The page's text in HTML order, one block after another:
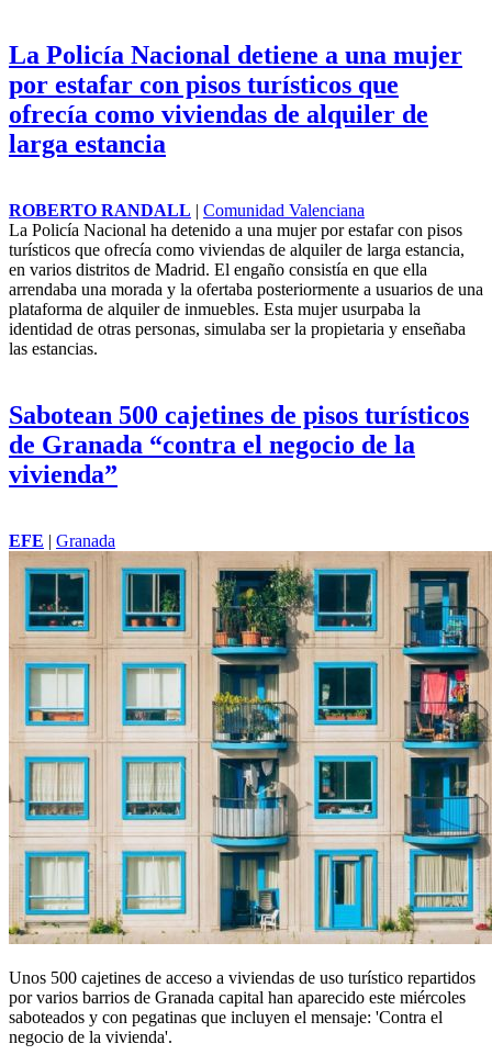
La Policía Nacional detiene a una mujer
por estafar con pisos turísticos que
ofrecía como viviendas de alquiler de
larga estancia
ROBERTO RANDALL | Comunidad Valenciana
La Policía Nacional ha detenido a una mujer por estafar con pisos
turísticos que ofrecía como viviendas de alquiler de larga estancia,
en varios distritos de Madrid. El engaño consistía en que ella
arrendaba una morada y la ofertaba posteriormente a usuarios de una
plataforma de alquiler de inmuebles. Esta mujer usurpaba la
identidad de otras personas, simulaba ser la propietaria y enseñaba
las estancias.
Sabotean 500 cajetines de pisos turísticos
de Granada “contra el negocio de la
vivienda”
EFE | Granada
Unos 500 cajetines de acceso a viviendas de uso turístico repartidos
por varios barrios de Granada capital han aparecido este miércoles
saboteados y con pegatinas que incluyen el mensaje: 'Contra el
negocio de la vivienda'.